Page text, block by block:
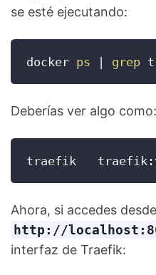
se esté ejecutando:
docker ps grep
Deberías ver algo como:
traefik
Ahora, si accedes
http://
interfaz de Traefik: